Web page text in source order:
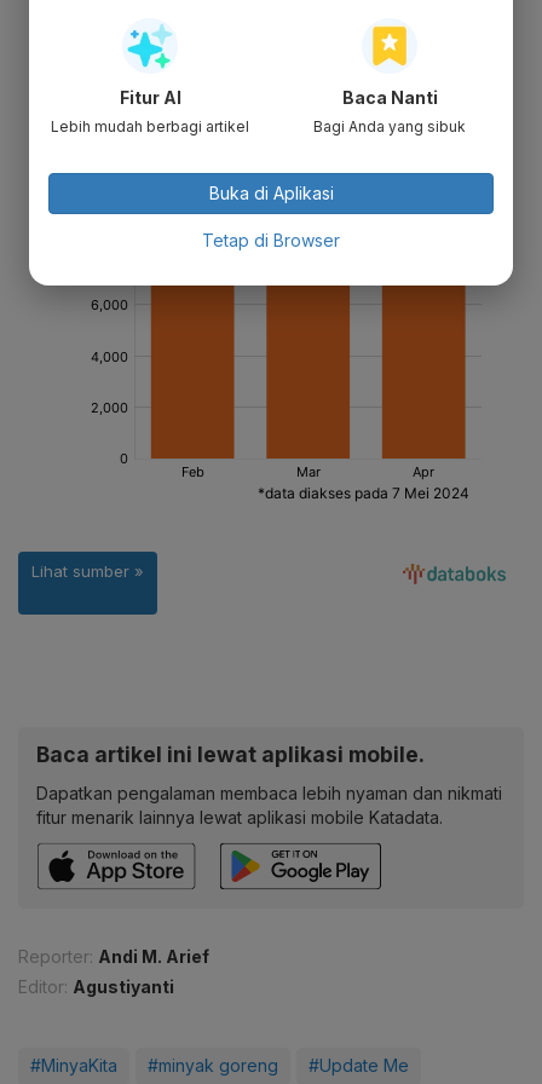
Baca artikel ini lewat aplikasi mobile.
Dapatkan pengalaman membaca lebih nyaman dan nikmati
fitur menarik lainnya lewat aplikasi mobile Katadata.
Reporter: Andi M. Arief
Editor: Agustiyanti
#MinyaKita #minyak goreng #Update Me
Fitur AI
Lebih mudah berbagi artikel
Baca Nanti
Bagi Anda yang sibuk
Buka di Aplikasi
Tetap di Browser